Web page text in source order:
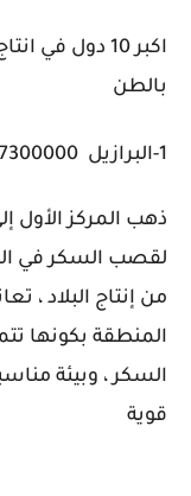
بالطن
1-البرازيل 37300000
ذهب المركز الأول
من إنتاج البلاد ،
المنطقة بكونها
السكر ، وبيئة
قوية